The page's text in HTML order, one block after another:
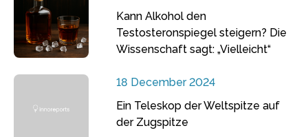
Kann Alkohol den
Testosteronspiegel steigern? Die
Wissenschaft sagt: „Vielleicht“
18 December 2024
Ein Teleskop der Weltspitze auf
der Zugspitze